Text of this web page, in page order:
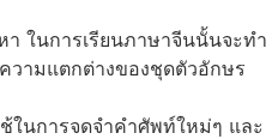
ในการเรียนภาษาจีนนั้นจะทำ
วามแตกต่างของชุดตัวอักษร
ในการจดจำคำศัพท์ใหม่ๆ และ